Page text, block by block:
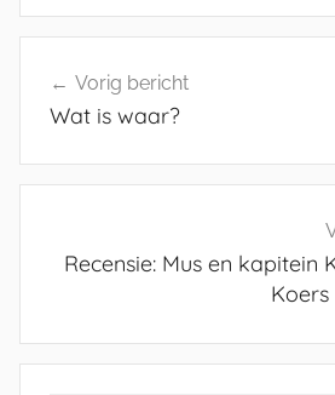
navigatie
Vorig bericht
Wat is waar?
Recensie: Mus en kapitein